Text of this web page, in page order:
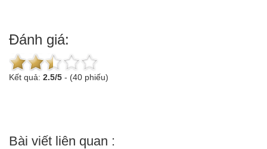
Đánh giá:
Kết quả: 2.5/5 - (40 phiếu)
Bài viết liên quan :